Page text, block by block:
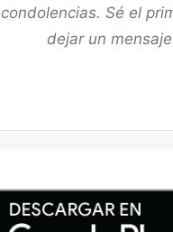
condolencias. Sé el
dejar un